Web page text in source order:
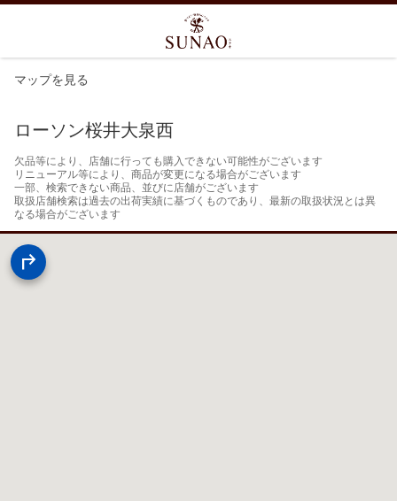
マップを見る
ローソン桜井大泉西
欠品等により、店舗に行っても購入できない可能性がございます
リニューアル等により、商品が変更になる場合がございます
一部、検索できない商品、並びに店舗がございます
取扱店舗検索は過去の出荷実績に基づくものであり、最新の取扱状況とは異
なる場合がございます